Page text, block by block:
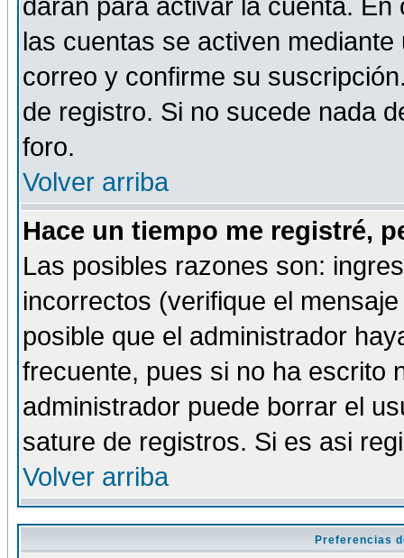
darán para activar la cuenta.
las cuentas se activen
correo y confirme su
de registro. Si no sucede nada
foro.
Volver arriba
Hace un tiempo me registré,
Las posibles razones son:
incorrectos (verifique el
posible que el administrador
frecuente, pues si no ha escrito
administrador puede borrar el
sature de registros. Si es asi
Volver arriba
Preferencias